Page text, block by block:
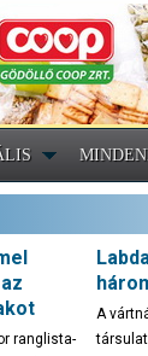
ranglista-
A